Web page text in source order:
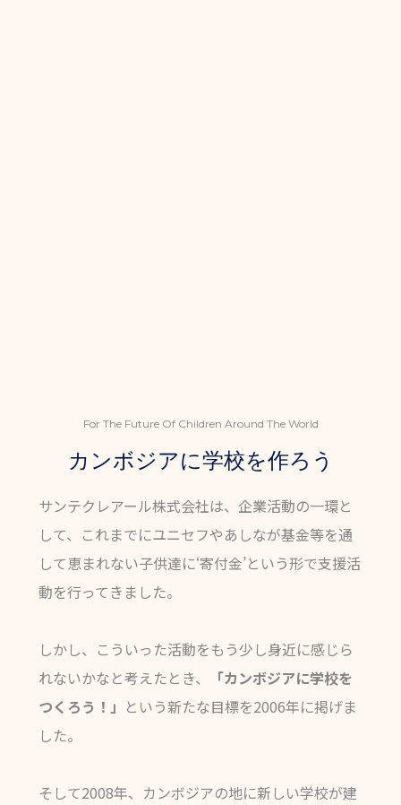
For The Future Of Children Around The World
カンボジアに学校を作ろう
サンテクレアール株式会社は、企業活動の一環と
して、これまでにユニセフやあしなが基金等を通
して恵まれない子供達に‘寄付金’という形で支援活
動を行ってきました。
しかし、こういった活動をもう少し身近に感じら
れないかなと考えたとき、
「カンボジアに学校を
つくろう！」 という新たな目標を2006年に掲げま
した。
そして2008年、カンボジアの地に新しい学校が建